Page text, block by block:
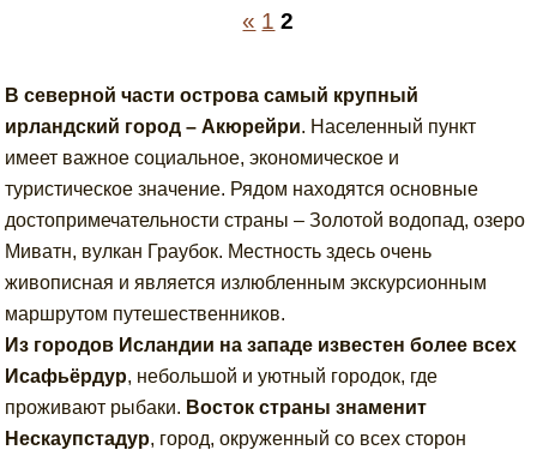
« 1 2
В северной части острова самый крупный
ирландский город – Акюрейри. Населенный пункт
имеет важное социальное, экономическое и
туристическое значение. Рядом находятся основные
достопримечательности страны – Золотой водопад, озеро
Миватн, вулкан Граубок. Местность здесь очень
живописная и является излюбленным экскурсионным
маршрутом путешественников.
Из городов Исландии на западе известен более всех
Исафьёрдур, небольшой и уютный городок, где
проживают рыбаки. Восток страны знаменит
Нескаупстадур, город, окруженный со всех сторон